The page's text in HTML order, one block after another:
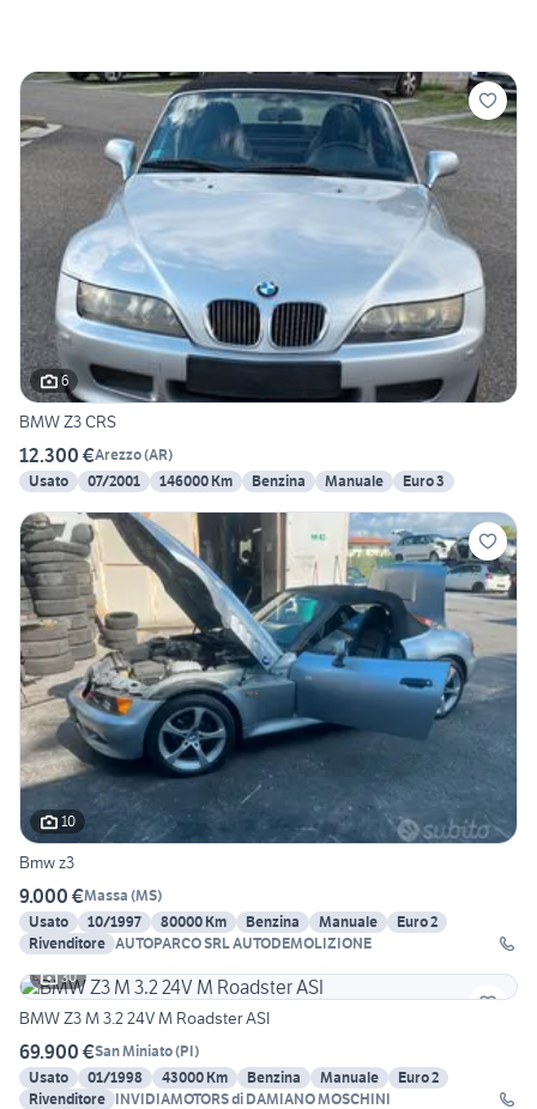
6
BMW Z3 CRS
12.300 €Arezzo(AR)
Usato
07/2001 146000 Km Benzina Manuale Euro 3
10
Bmw z3
9.000 €Massa (MS)
Usato
10/1997 80000 Km Benzina Manuale
Euro 2
Rivenditore AUTOPARCO SRL AUTODEMOLIZIONE
30
BMW Z3 M 3.2 24V M Roadster ASI
69.900 €San Miniato(PI)
Usato
01/1998 43000 Km Benzina Manuale
Euro 2
Rivenditore INVIDIAMOTORS di DAMIANO MOSCHINI